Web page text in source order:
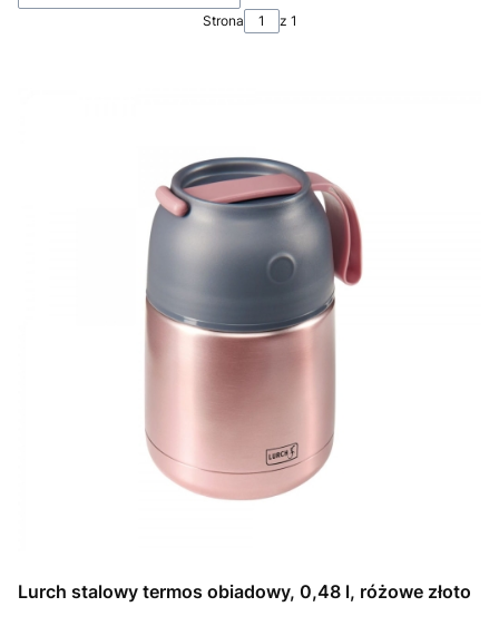
Strona z 1
Lurch stalowy termos obiadowy, 0,48 l, różowe złoto